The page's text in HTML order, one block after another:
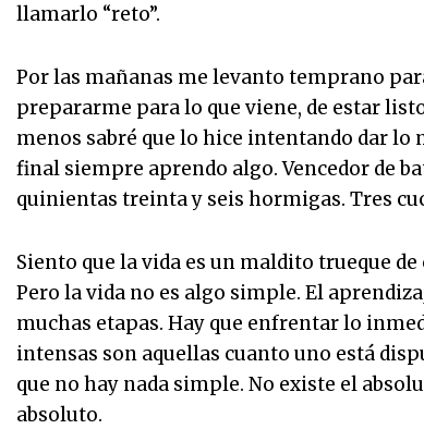
llamarlo “reto”.
Por las mañanas me levanto temprano
prepararme para lo que viene, de estar
menos sabré que lo hice intentando dar
final siempre aprendo algo. Vencedor de
quinientas treinta y seis hormigas. Tres
Siento que la vida es un maldito trueque
Pero la vida no es algo simple. El
muchas etapas. Hay que enfrentar lo
intensas son aquellas cuanto uno está
que no hay nada simple. No existe el
absoluto.